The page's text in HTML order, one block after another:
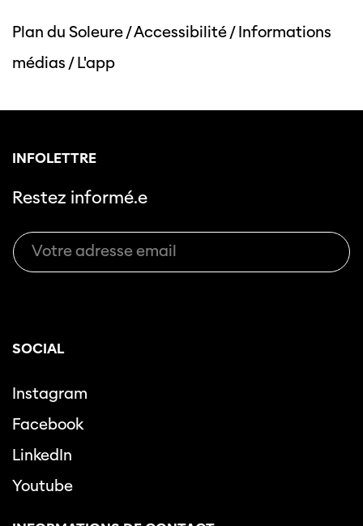
Plan du Soleure/Accessibilité/Informations
médias /L'app
INFOLETTRE
Restez informé.e
SOCIAL
Instagram
Facebook
LinkedIn
Youtube